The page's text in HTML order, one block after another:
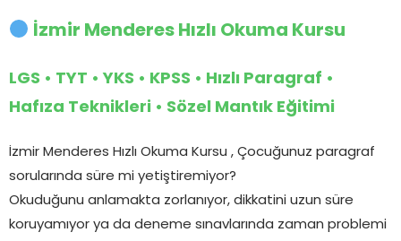
İzmir Menderes Hızlı Okuma Kursu
LGS • TYT • YKS • KPSS • Hızlı Paragraf •
Hafıza Teknikleri • Sözel Mantık Eğitimi
İzmir Menderes Hızlı Okuma Kursu , Çocuğunuz paragraf
sorularında süre mi yetiştiremiyor?
Okuduğunu anlamakta zorlanıyor, dikkatini uzun süre
koruyamıyor ya da deneme sınavlarında zaman problemi